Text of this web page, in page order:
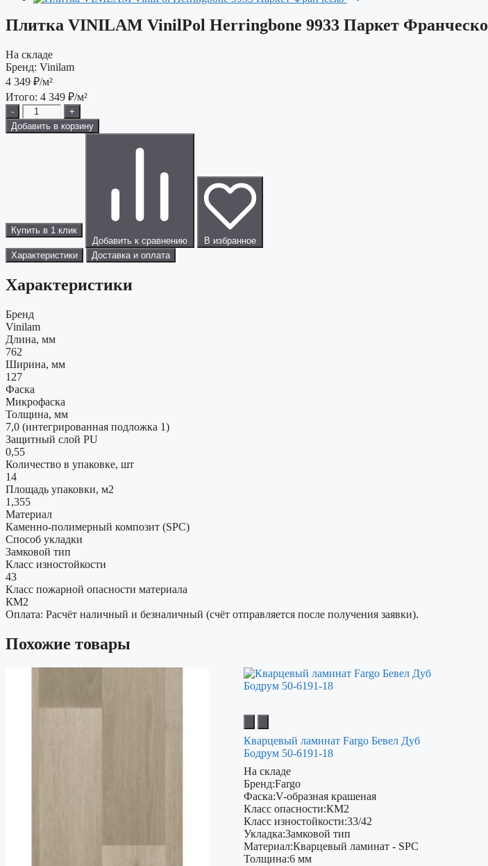
Плитка VINILAM VinilPol Herringbone 9933 Паркет Франческо
На складе
Бренд: Vinilam
4 349 ₽/м²
Итого: 4 349 ₽/м²
-
+
Добавить в корзину
Купить в 1 клик
Добавить к сравнению
В избранное
Характеристики
Доставка и оплата
Характеристики
Бренд
Vinilam
Длина, мм
762
Ширина, мм
127
Фаска
Микрофаска
Толщина, мм
7,0 (интегрированная подложка 1)
Защитный слой PU
0,55
Количество в упаковке, шт
14
Площадь упаковки, м2
1,355
Материал
Каменно-полимерный композит (SPC)
Способ укладки
Замковой тип
Класс изностойкости
43
Класс пожарной опасности материала
КМ2
Оплата: Расчёт наличный и безналичный (счёт отправляется после получения заявки).
Похожие товары
Кварцевый ламинат Fargo Бевел Дуб
Бодрум 50-6191-18
На складе
Бренд:Fargo
Фаска:V-образная крашеная
Класс опасности:КМ2
Класс изностойкости:33/42
Укладка:Замковой тип
Материал:Кварцевый ламинат - SPC
Толщина:6 мм